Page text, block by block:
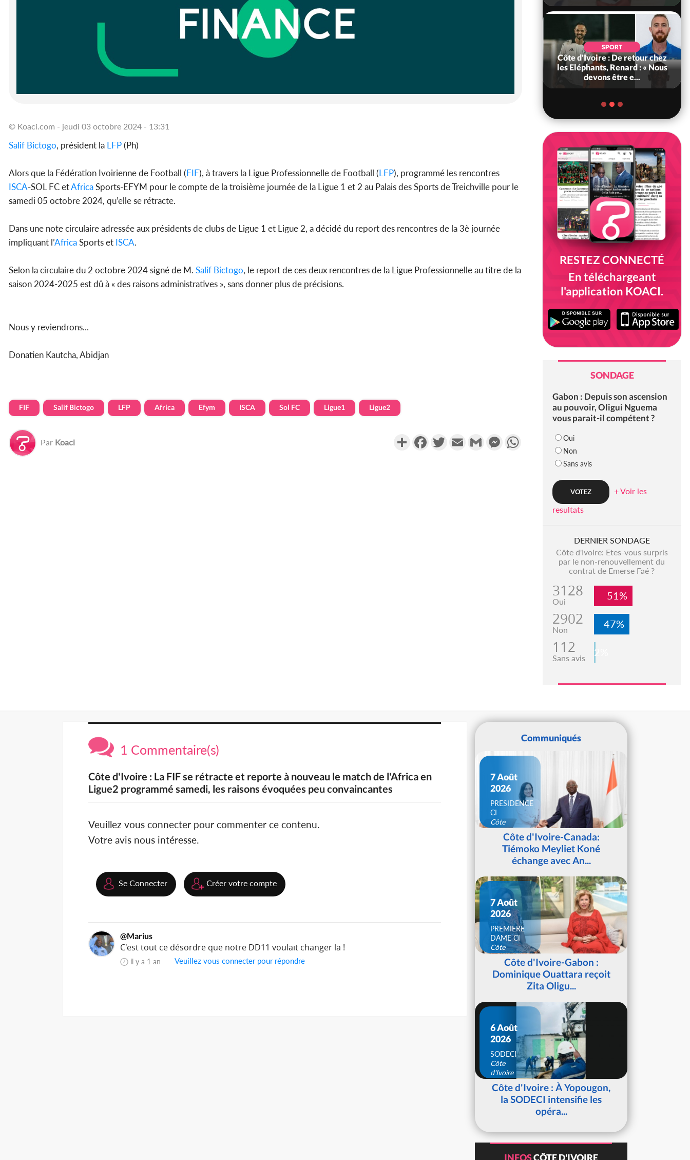
© Koaci.com - jeudi 03 octobre 2024 - 13:31
Salif Bictogo, président la LFP(Ph)
Alors que la Fédération Ivoirienne de Football (FIF), à travers la Ligue Professionnelle de Football (LFP), programmé les rencontres
ISCA-SOL FC etAfricaSports-EFYM pour le compte de la troisième journée de la Ligue 1 et 2 au Palais des Sports de Treichville pour le
samedi 05 octobre 2024, qu’elle se rétracte.
Dans une note circulaire adressée aux présidents de clubs de Ligue 1 et Ligue 2, a décidé du report des rencontres de la 3è journée
impliquant l’AfricaSports et ISCA.
Selon la circulaire du 2 octobre 2024 signé de M. Salif Bictogo, le report de ces deux rencontres de la Ligue Professionnelle au titre de la
saison 2024-2025 est dû à « des raisons administratives », sans donner plus de précisions.
Nous y reviendrons...
Donatien Kautcha, Abidjan
FIF Salif Bictogo LFP Africa Efym ISCA Sol FC Ligue1 Ligue2
Par Koaci PartagerFacebookTwitterEmail Gmail MessengerWhatsApp
SPORT
Côte d'Ivoire : De retour chez
les Eléphants, Renard : « Nous
devons être e...
RESTEZ CONNECTÉ
En téléchargeant
l'application KOACI.
SONDAGE
Gabon : Depuis son ascension
au pouvoir, Oligui Nguema
vous parait-il compétent ?
Oui
Non
Sans avis
+ Voir les
resultats
DERNIER SONDAGE
Côte d'Ivoire: Etes-vous surpris
par le non-renouvellement du
contrat de Emerse Faé ?
3128
Oui 51%
2902
Non 47%
112
Sans avis 2%
1 Commentaire(s)
Côte d'Ivoire : La FIF se rétracte et reporte à nouveau le match de l'Africa en
Ligue2 programmé samedi, les raisons évoquées peu convaincantes
Veuillez vous connecter pour commenter ce contenu.
Votre avis nous intéresse.
Se Connecter Créer votre compte
@Marius
C'est tout ce désordre que notre DD11 voulait changer la !
il y a 1 an Veuillez vous connecter pour répondre
Communiqués
7 Août
2026
PRESIDENCE
CI
Côte
d'IvoireCôte d'Ivoire-Canada:
Tiémoko Meyliet Koné
échange avec An...
7 Août
2026
PREMIERE
DAME CI
Côte
d'IvoireCôte d'Ivoire-Gabon :
Dominique Ouattara reçoit
Zita Oligu...
6 Août
2026
SODECI
Côte
d'Ivoire
Côte d'Ivoire : À Yopougon,
la SODECI intensifie les
opéra...
INFOSCÔTE D'IVOIRE